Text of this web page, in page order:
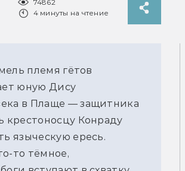
74862
4 минуты на чтение
племя гётов
юную Дису
в Плаще — защитника
крестоносцу Конраду
языческую ересь.
то тёмное,